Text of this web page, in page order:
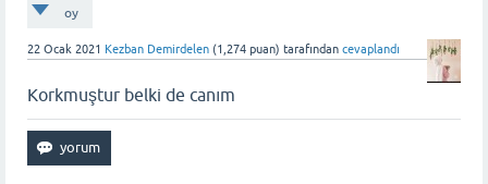
oy
22 Ocak 2021 Kezban Demirdelen (1,274 puan) tarafından cevaplandı
Korkmuştur belki de canım